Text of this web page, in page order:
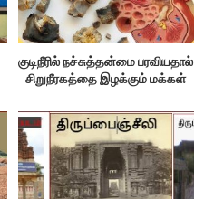
குடிநீரில் நச்சுத்தன்மை பரவியதால்
சிறுநீரகத்தை இழக்கும் மக்கள்